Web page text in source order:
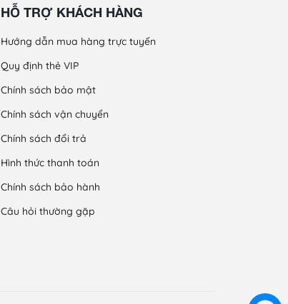
HỖ TRỢ KHÁCH HÀNG
Hướng dẫn mua hàng trực tuyến
Quy định thẻ VIP
Chính sách bảo mật
Chính sách vận chuyển
Chính sách đổi trả
Hình thức thanh toán
Chính sách bảo hành
Câu hỏi thường gặp